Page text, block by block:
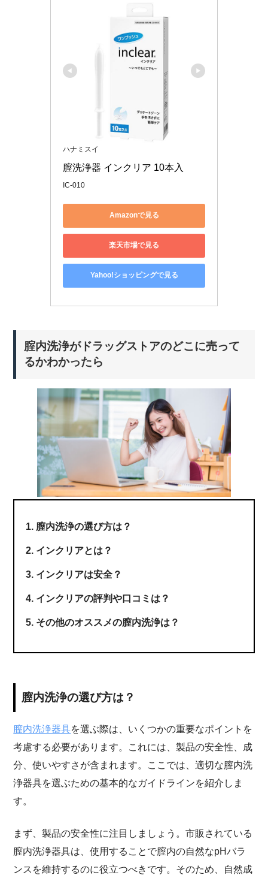
ハナミスイ
膣洗浄器 インクリア 10本入
IC-010
Amazonで見る
楽天市場で見る
Yahoo!ショッピングで見る
腟内洗浄がドラッグストアのどこに売って
るかわかったら
膣内洗浄の選び方は？
インクリアとは？
インクリアは安全？
インクリアの評判や口コミは？
その他のオススメの膣内洗浄は？
膣内洗浄の選び方は？
膣内洗浄器具を選ぶ際は、いくつかの重要なポイントを
考慮する必要があります。これには、製品の安全性、成
分、使いやすさが含まれます。ここでは、適切な膣内洗
浄器具を選ぶための基本的なガイドラインを紹介しま
す。
まず、製品の安全性に注目しましょう。市販されている
膣内洗浄器具は、使用することで膣内の自然なpHバラ
ンスを維持するのに役立つべきです。そのため、自然成